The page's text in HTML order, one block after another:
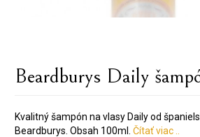
Beardburys Daily
Kvalitný šampón na vlasy Daily od
Beardburys. Obsah 100ml. Čítať viac ..